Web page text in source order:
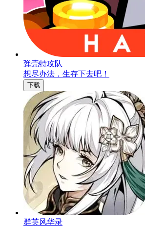
弹壳特攻队
想尽办法，生存下去吧！
下载
群英风华录